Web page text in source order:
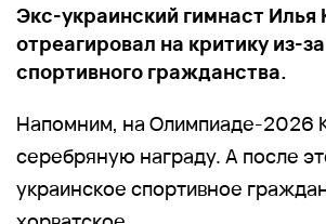
Экс-украинский гимнаст Илья
отреагировал на критику из-
спортивного гражданства.
Напомним, на Олимпиаде-2026
серебряную награду. А после
украинское спортивное